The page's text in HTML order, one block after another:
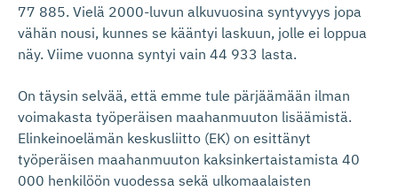
77 885. Vielä 2000-luvun alkuvuosina syntyvyys jopa
vähän nousi, kunnes se kääntyi laskuun, jolle ei loppua
näy. Viime vuonna syntyi vain 44 933 lasta.
On täysin selvää, että emme tule pärjäämään ilman
voimakasta työperäisen maahanmuuton lisäämistä.
Elinkeinoelämän keskusliitto (EK) on esittänyt
työperäisen maahanmuuton kaksinkertaistamista 40
000 henkilöön vuodessa sekä ulkomaalaisten